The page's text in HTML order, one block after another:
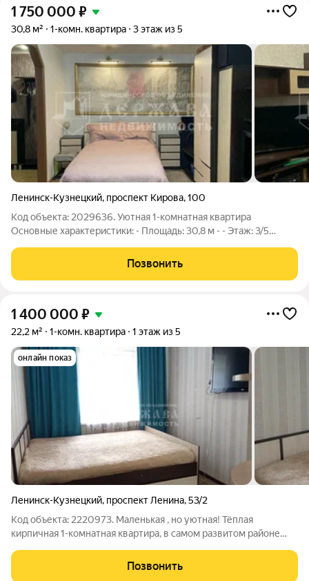
1 750 000 ₽
30,8 м² 1-комн. квартира 3 этаж из 5
Ленинск-Кузнецкий, проспект Кирова,100
Код объекта: 2029636. Уютная 1-комнатная квартира
Основные характеристики: - Площадь: 30,8 м - - Этаж: 3/5
Панельный, типовая застройка - - Планировка: Классическая
однокомнатная квартира -
Позвонить
1 400 000 ₽
22,2 м² 1-комн. квартира 1 этаж из 5
онлайн показ
Ленинск-Кузнецкий, проспект Ленина,53/2
Код объекта: 2220973. Маленькая , но уютная! Тёплая
кирпичная 1-комнатная квартира, в самом развитом районе
вариант на первом этаже с окнами во двор. Тишина и
приватность обеспечены, а доступ
Позвонить